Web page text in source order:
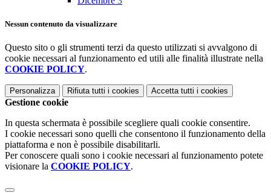
Nessun contenuto da visualizzare
Questo sito o gli strumenti terzi da questo utilizzati si avvalgono di
cookie necessari al funzionamento ed utili alle finalità illustrate nella
COOKIE POLICY.
Personalizza Rifiuta tutti i cookies Accetta tutti i cookies
Gestione cookie
In questa schermata è possibile scegliere quali cookie consentire.
I cookie necessari sono quelli che consentono il funzionamento della
piattaforma e non è possibile disabilitarli.
Per conoscere quali sono i cookie necessari al funzionamento potete
visionare la COOKIE POLICY.